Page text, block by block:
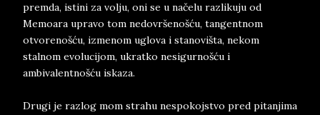
premda, istini za volju, oni se u načelu razlikuju od
Memoara upravo tom nedovršenošću, tangentnom
otvorenošću, izmenom uglova i stanovišta, nekom
stalnom evolucijom, ukratko nesigurnošću i
ambivalentnošću iskaza.
Drugi je razlog mom strahu nespokojstvo pred pitanjima